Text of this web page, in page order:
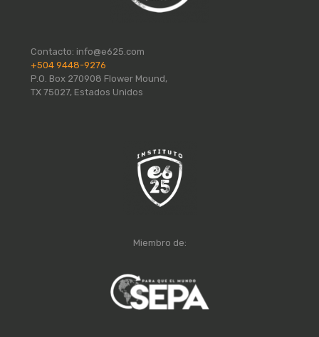
Contacto: info@e625.com
+504 9448-9276
P.O. Box 270908 Flower Mound,
TX 75027, Estados Unidos
Miembro de: